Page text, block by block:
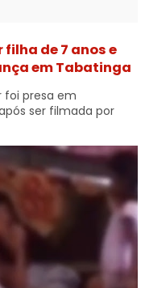
filha de 7 anos e
em Tabatinga
foi presa em
ser filmada por